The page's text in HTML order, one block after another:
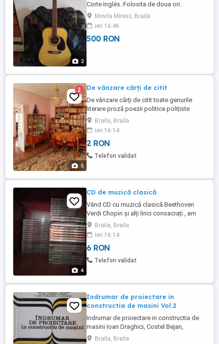
2
Corte Inglés. Folosita de doua ori.
Movila Miresii, Braila
ieri 16:46
500 RON
5
2 De vânzare cărți de citit
De vânzare cărți de citit toate genurile
literare proză poezii politice polițiste
muzică religioase pentru copii și pentru
adulți cărțile sunt în stare foarte bună
altele chiar noi preturi de la 2 lei doar cu
predare personală
Braila, Braila
ieri 16:14
2 RON
Telefon validat
4
CD de muzică clasică
Vând CD cu muzică clasică Beethoven
Verdi Chopin și alți lirici consacrați , am
peste 80 toate originale cine le cumpără
pe toate 3 lei bucata , doar cu predare
personală unele sunt sigilate sau noi
Braila, Braila
ieri 16:14
6 RON
Telefon validat
Indrumar de proiectare in
constructia de masini Vol.2
Indrumar de proiectare in constructia de
masini Ioan Draghici, Costel Bejan,
Gheorghe Moldovean, etc. Editura Tehnica
Braila, Braila